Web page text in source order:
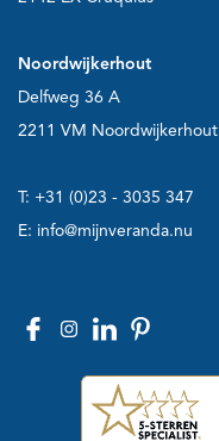
Noordwijkerhout
Delfweg 36 A
2211 VM Noordwijkerhout
T: +31 (0)23 - 3035 347
E: info@mijnveranda.nu